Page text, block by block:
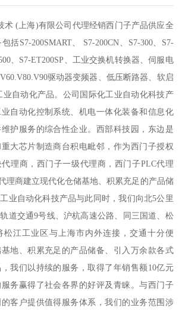
海)有限公司代理经销西门子产品供应全
括S7-200SMART、 S7-200CN、S7-300、S7-
、S7-ET200SP、工业交换机转换器、伺服电
驱动器变频器、低压断路器、软启
自动化产品。公司国际化工业自动化科技产
自动化控制系统、机电一体化装备和信息化
护服务的综合性企业。西部科技园，东边是
大芯片制造商台积电毗邻，作为西门子授权
理商，西门子一级代理商，西门子PLC代理
理商建立现代化仓储基地、积累充足的产品储
业自动化科技产品与此同时，我们向北5公里
道交通9号线、沪杭高速公路、同三国道、松
松江工业区与上海市内外连接，交通十分便
地、积累充足的产品储备、引入万余款各式
我们以持续的服务，取得了年销售额10亿元
务赢得了社会各界的好评及青睐。与西门子
客户提供值得服务体系，我们的业务范围涉